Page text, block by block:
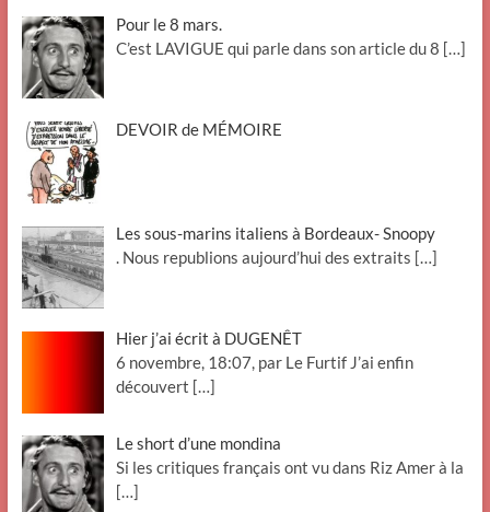
Pour le 8 mars.
C’est LAVIGUE qui parle dans son article du 8 […]
DEVOIR de MÉMOIRE
Les sous-marins italiens à Bordeaux- Snoopy
. Nous republions aujourd’hui des extraits […]
Hier j’ai écrit à DUGENÊT
6 novembre, 18:07, par Le Furtif J’ai enfin
découvert […]
Le short d’une mondina
Si les critiques français ont vu dans Riz Amer à la
[…]